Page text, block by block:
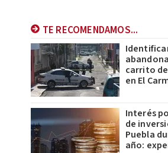
TE RECOMENDAMOS...
carrito
en El
Interés
de
Puebla
año: